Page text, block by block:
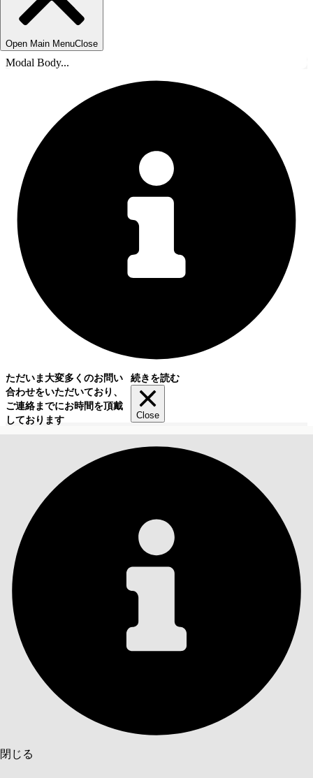
Open Main MenuClose
Modal Body...
ただいま大変多くのお問い
合わせをいただいており、
ご連絡までにお時間を頂戴
しております
続きを読む
Close
閉じる
目次